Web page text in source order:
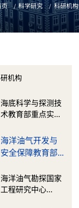
页 科学研究 科研机构
机构
海底科学与探测技
术教育部重点实...
海洋油气开发与
安全保障教育部...
海洋油气勘探国家
工程研究中心...